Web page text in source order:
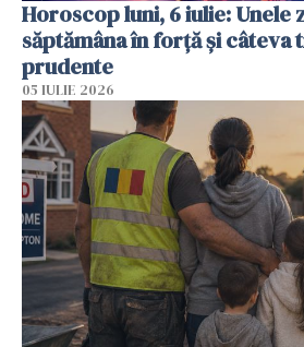
Horoscop luni, 6 iulie: Unele
săptămâna în forță și câteva
prudente
05 IULIE 2026